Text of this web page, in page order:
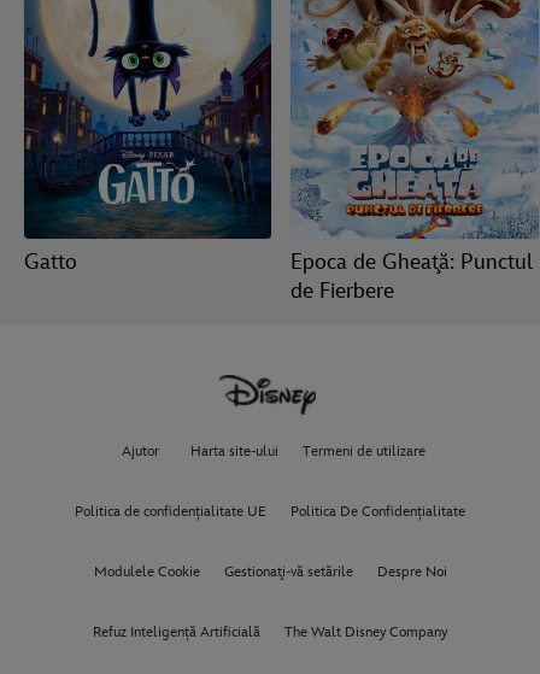
Gatto
Epoca de Gheaţă: Punctul
de Fierbere
Ajutor Harta site-ului Termeni de utilizare
Politica de confidențialitate UE Politica De Confidențialitate
Modulele Cookie Gestionaţi-vă setările Despre Noi
Refuz Inteligență Artificială The Walt Disney Company